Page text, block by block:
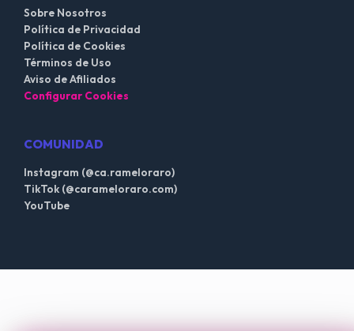
Sobre Nosotros
Política de Privacidad
Política de Cookies
Términos de Uso
Aviso de Afiliados
Configurar Cookies
COMUNIDAD
Instagram (@ca.rameloraro)
TikTok (@carameloraro.com)
YouTube